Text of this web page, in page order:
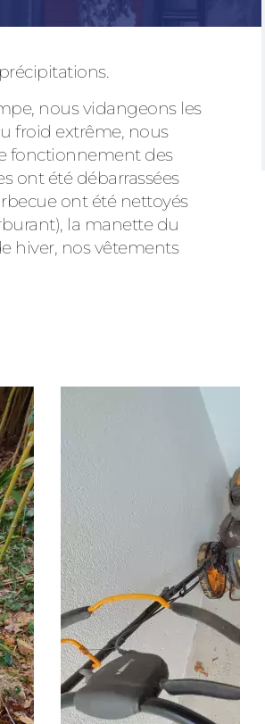
Consulter
Découvrez
nous vidangeons les
froid extrême, nous
fonctionnement des
ont été débarrassées
ont été nettoyés
la manette du
hiver, nos vêtements